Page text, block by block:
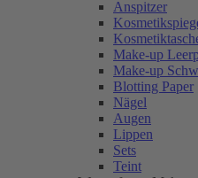
Anspitzer
Make-up
Make-up
Blotting Paper
Nägel
Augen
Lippen
Sets
Teint